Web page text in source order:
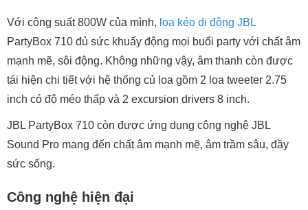
Với công suất 800W của mình, loa kéo di động JBL
PartyBox 710 đủ sức khuấy động mọi buổi party với chất âm
mạnh mẽ, sôi động. Không những vậy, âm thanh còn được
tái hiện chi tiết với hệ thống củ loa gồm 2 loa tweeter 2.75
inch có độ méo thấp và 2 excursion drivers 8 inch.
JBL PartyBox 710 còn được ứng dụng công nghệ JBL
Sound Pro mang đến chất âm mạnh mẽ, âm trầm sâu, đầy
sức sống.
Công nghệ hiện đại